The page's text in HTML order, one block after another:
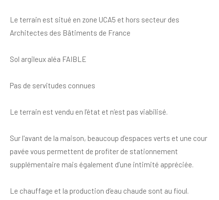
Le terrain est situé en zone UCA5 et hors secteur des
Architectes des Bâtiments de France
Sol argileux aléa FAIBLE
Pas de servitudes connues
Le terrain est vendu en l’état et n’est pas viabilisé.
Sur l'avant de la maison, beaucoup d’espaces verts et une cour
pavée vous permettent de profiter de stationnement
supplémentaire mais également d’une intimité appréciée.
Le chauffage et la production d’eau chaude sont au fioul.